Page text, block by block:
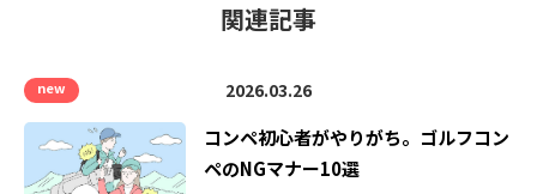
関連記事
2026.03.26
new
コンペ初心者がやりがち。ゴルフコン
ペのNGマナー10選